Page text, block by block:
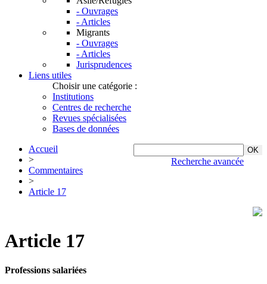
- Ouvrages
- Articles
Migrants
- Ouvrages
- Articles
Jurisprudences
Liens utiles
Choisir une catégorie :
Institutions
Centres de recherche
Revues spécialisées
Bases de données
Recherche avancée
Accueil
>
Commentaires
>
Article 17
Article 17
Professions salariées